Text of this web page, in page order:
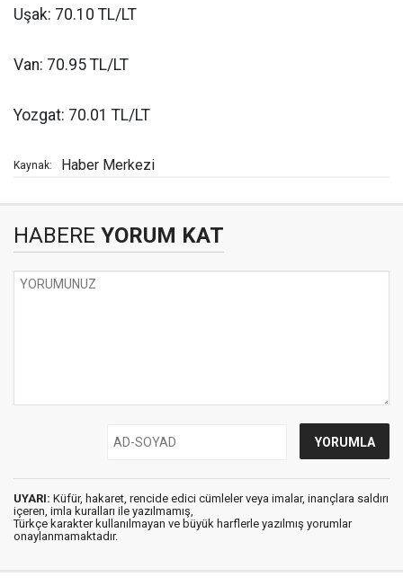
Uşak: 70.10 TL/LT
Van: 70.95 TL/LT
Yozgat: 70.01 TL/LT
Kaynak: Haber Merkezi
HABERE YORUM KAT
UYARI: Küfür, hakaret, rencide edici cümleler veya imalar, inançlara saldırı
içeren, imla kuralları ile yazılmamış,
Türkçe karakter kullanılmayan ve büyük harflerle yazılmış yorumlar
onaylanmamaktadır.